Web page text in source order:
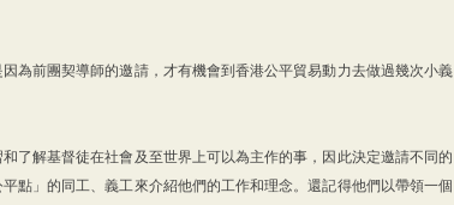
為前團契導師的邀請，才有機會到香港公平貿易動力去做過幾次小義
了解基督徒在社會及至世界上可以為主作的事，因此決定邀請不同的
點」的同工、義工來介紹他們的工作和理念。還記得他們以帶領一個